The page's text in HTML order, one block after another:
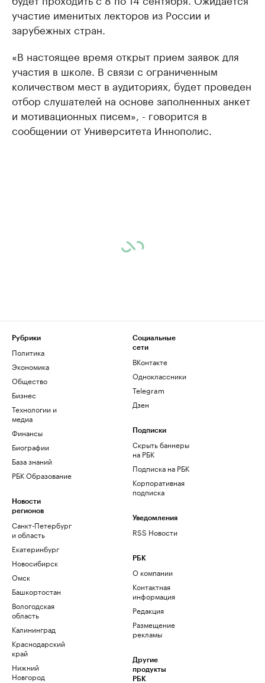
участие именитых лекторов из России и
зарубежных стран.
«В настоящее время открыт прием заявок для
участия в школе. В связи с ограниченным
количеством мест в аудиториях, будет проведен
отбор слушателей на основе заполненных анкет
и мотивационных писем», - говорится в
сообщении от Университета Иннополис.
Рубрики
Политика
Экономика
Общество
Бизнес
Технологии и
медиа
Финансы
Биографии
База знаний
РБК Образование
Новости
регионов
Санкт-Петербург
и область
Екатеринбург
Новосибирск
Омск
Башкортостан
Вологодская
область
Калининград
Краснодарский
край
Нижний
Новгород
Социальные
сети
ВКонтакте
Одноклассники
Telegram
Дзен
Подписки
Скрыть баннеры
на РБК
Подписка на РБК
Корпоративная
подписка
Уведомления
RSS Новости
РБК
О компании
Контактная
информация
Редакция
Размещение
рекламы
Другие
продукты
РБК